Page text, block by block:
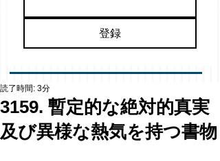
登録
3159. 暫定的な絶対的真実
及び異様な熱気を持つ書物
読了時間: 3分